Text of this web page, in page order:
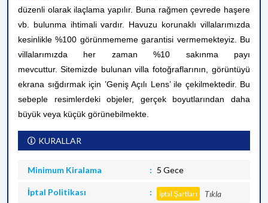
düzenli olarak ilaçlama yapılır. Buna rağmen çevrede haşere
vb. bulunma ihtimali vardır. Havuzu korunaklı villalarımızda
kesinlikle %100 görünmememe garantisi vermemekteyiz. Bu
villalarımızda her zaman %10 sakınma payı
mevcuttur. Sitemizde bulunan villa fotoğraflarının, görüntüyü
ekrana sığdırmak için ’Geniş Açılı Lens’ ile çekilmektedir. Bu
sebeple resimlerdeki objeler, gerçek boyutlarından daha
büyük veya küçük görünebilmekte.
KURALLAR
Minimum Kiralama 5 Gece
İptal Politikası İptal Şartları Tıkla